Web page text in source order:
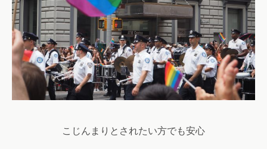
こじんまりとされたい方でも安心